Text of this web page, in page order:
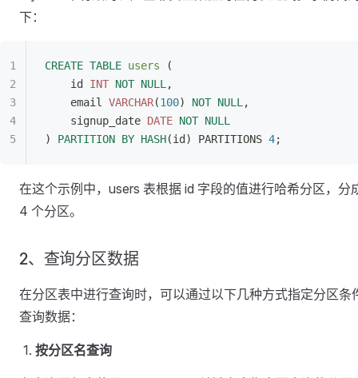
下：
CREATE TABLE users (
    id
INT NOT NULL ,
    email
VARCHAR(100) NOT NULL ,
    signup_date
DATE NOT NULL
) PARTITION BY HASH(id) PARTITIONS 4;
在这个示例中，users 表根据 id 字段的值进行哈希分区，分
4 个分区。
2、查询分区数据
在分区表中进行查询时，可以通过以下几种方式指定分区条
查询数据：
按分区名查询